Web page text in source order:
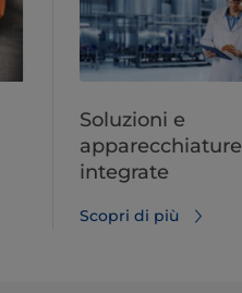
Soluzioni e
apparecchiature
integrate
Scopri di più